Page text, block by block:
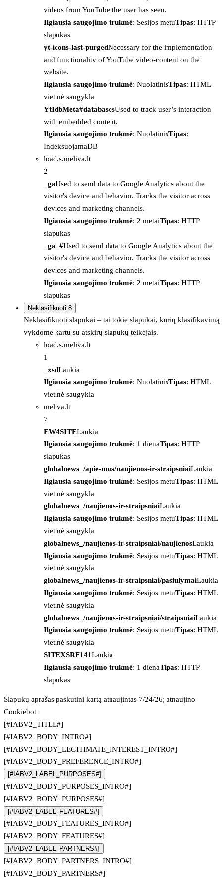
videos from YouTube the user has seen.
Ilgiausia saugojimo trukmė: Sesijos metuTipas: HTTP
slapukas
yt-icons-last-purgedNecessary for the implementation
and functionality of YouTube video-content on the
website.
Ilgiausia saugojimo trukmė: NuolatinisTipas: HTML
vietinė saugykla
YtIdbMeta#databasesUsed to track user’s interaction
with embedded content.
Ilgiausia saugojimo trukmė: NuolatinisTipas:
IndeksuojamaDB
load.s.meliva.lt
2
_gaUsed to send data to Google Analytics about the
visitor's device and behavior. Tracks the visitor across
devices and marketing channels.
Ilgiausia saugojimo trukmė: 2 metaiTipas: HTTP
slapukas
_ga_#Used to send data to Google Analytics about the
visitor's device and behavior. Tracks the visitor across
devices and marketing channels.
Ilgiausia saugojimo trukmė: 2 metaiTipas: HTTP
slapukas
Neklasifikuoti 8
Neklasifikuoti slapukai – tai tokie slapukai, kurių klasifikavimą
vykdome kartu su atskirų slapukų teikėjais.
load.s.meliva.lt
1
_xsdLaukia
Ilgiausia saugojimo trukmė: NuolatinisTipas: HTML
vietinė saugykla
meliva.lt
7
EW4SITELaukia
Ilgiausia saugojimo trukmė: 1 dienaTipas: HTTP
slapukas
globalnews_/apie-mus/naujienos-ir-straipsniaiLaukia
Ilgiausia saugojimo trukmė: Sesijos metuTipas: HTML
vietinė saugykla
globalnews_/naujienos-ir-straipsniaiLaukia
Ilgiausia saugojimo trukmė: Sesijos metuTipas: HTML
vietinė saugykla
globalnews_/naujienos-ir-straipsniai/naujienosLaukia
Ilgiausia saugojimo trukmė: Sesijos metuTipas: HTML
vietinė saugykla
globalnews_/naujienos-ir-straipsniai/pasiulymaiLaukia
Ilgiausia saugojimo trukmė: Sesijos metuTipas: HTML
vietinė saugykla
globalnews_/naujienos-ir-straipsniai/straipsniaiLaukia
Ilgiausia saugojimo trukmė: Sesijos metuTipas: HTML
vietinė saugykla
SITEXSRF141Laukia
Ilgiausia saugojimo trukmė: 1 dienaTipas: HTTP
slapukas
Slapukų aprašas paskutinį kartą atnaujintas 7/24/26; atnaujino
Cookiebot
[#IABV2_TITLE#]
[#IABV2_BODY_INTRO#]
[#IABV2_BODY_LEGITIMATE_INTEREST_INTRO#]
[#IABV2_BODY_PREFERENCE_INTRO#]
[#IABV2_LABEL_PURPOSES#]
[#IABV2_BODY_PURPOSES_INTRO#]
[#IABV2_BODY_PURPOSES#]
[#IABV2_LABEL_FEATURES#]
[#IABV2_BODY_FEATURES_INTRO#]
[#IABV2_BODY_FEATURES#]
[#IABV2_LABEL_PARTNERS#]
[#IABV2_BODY_PARTNERS_INTRO#]
[#IABV2_BODY_PARTNERS#]